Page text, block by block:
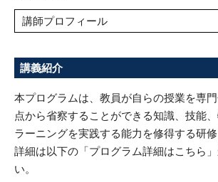
講師プロフィール
講義紹介
本プログラムは、教員が自らの授業を専
点から省察することができる知識、技能
ラーニングを実践する能力を修得する研修
詳細は以下の「プログラム詳細はこちら
い。